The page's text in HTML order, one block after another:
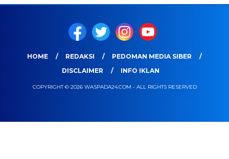
HOME REDAKSI
PEDOMAN MEDIA SIBER
DISCLAIMER
INFO IKLAN
COPYRIGHT © 2026 WASPADA24.COM - ALL RIGHTS RESERVED